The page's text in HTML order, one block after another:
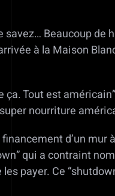
Beaucoup de
à la Maison
Tout est
nourriture
d’un mur
qui a contraint
payer. Ce